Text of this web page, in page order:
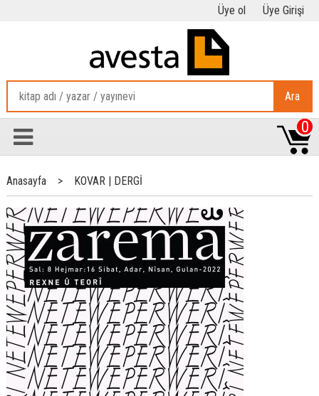
Üye ol Üye Girişi
Ara
0
Anasayfa > KOVAR | DERGİ